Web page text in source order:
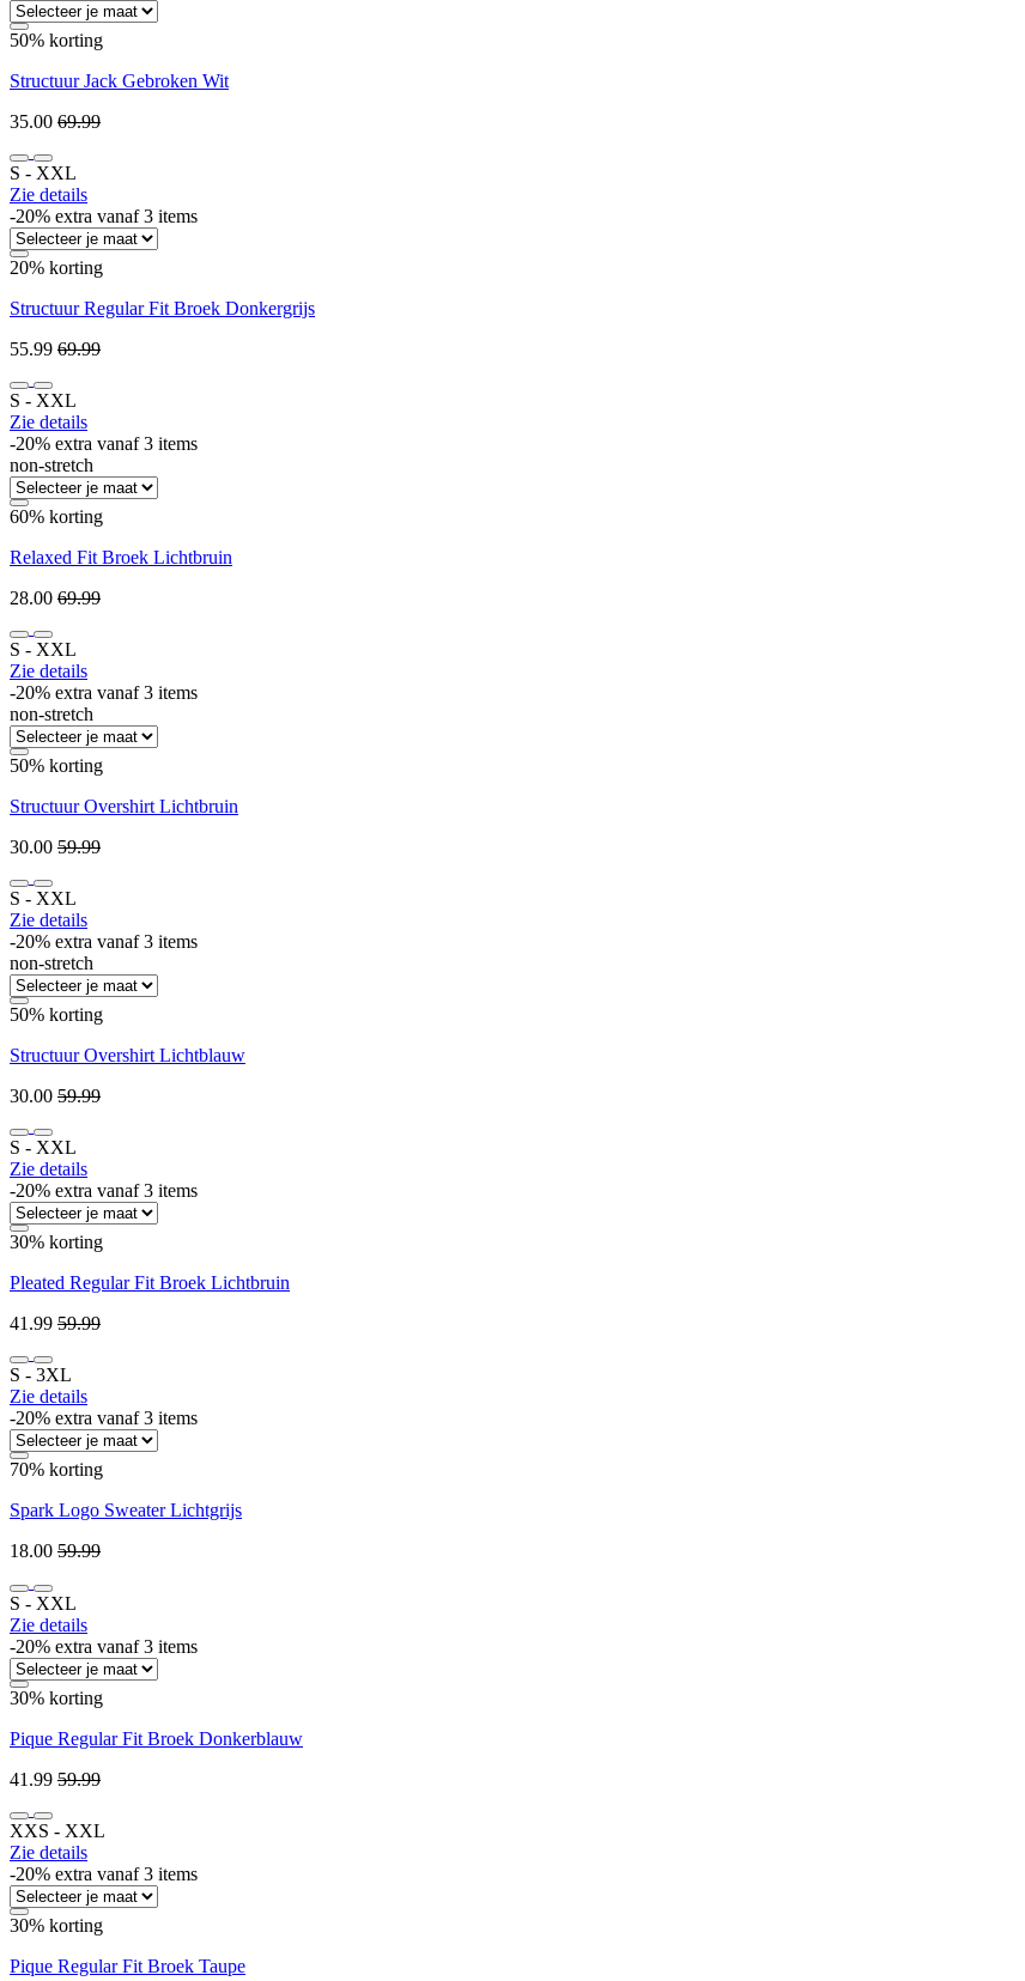
50% korting
Structuur Jack Gebroken Wit
35.00 69.99
S ‐ XXL
Zie details
-20% extra vanaf 3 items
20% korting
Structuur Regular Fit Broek Donkergrijs
55.99 69.99
S ‐ XXL
Zie details
-20% extra vanaf 3 items
non-stretch
60% korting
Relaxed Fit Broek Lichtbruin
28.00 69.99
S ‐ XXL
Zie details
-20% extra vanaf 3 items
non-stretch
50% korting
Structuur Overshirt Lichtbruin
30.00 59.99
S ‐ XXL
Zie details
-20% extra vanaf 3 items
non-stretch
50% korting
Structuur Overshirt Lichtblauw
30.00 59.99
S ‐ XXL
Zie details
-20% extra vanaf 3 items
30% korting
Pleated Regular Fit Broek Lichtbruin
41.99 59.99
S ‐ 3XL
Zie details
-20% extra vanaf 3 items
70% korting
Spark Logo Sweater Lichtgrijs
18.00 59.99
S ‐ XXL
Zie details
-20% extra vanaf 3 items
30% korting
Pique Regular Fit Broek Donkerblauw
41.99 59.99
XXS ‐ XXL
Zie details
-20% extra vanaf 3 items
30% korting
Pique Regular Fit Broek Taupe